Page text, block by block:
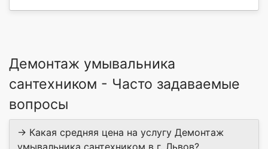
Демонтаж умывальника
сантехником - Часто задаваемые
вопросы
→ Какая средняя цена на услугу Демонтаж